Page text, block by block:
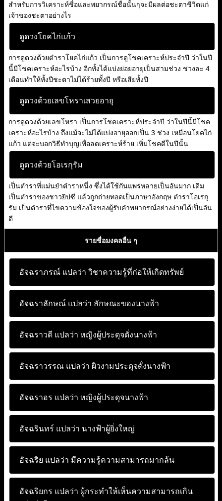
สำหรับการวิเคราะห์ชื่อและพยากรณ์ชื่อนั้นๆจะมีผลต่อชะตาชีวิตแก่
เจ้าของชะตาอย่างไร
ดูดวงโยคไก่แก้ว
การดูดวงด้วยตำราโยคไก่แก้ว เป็นการดูโชคเคราะห์ประจำปี ว่าในปี
นี้มีโชคเคราะห์อะไรบ้าง อีกทั้งได้แบ่งย่อยอายุเป็นสามช่วง ช่วงละ 4
เดือนทำให้ทั้งปีชะตาไม่ได้ร้ายทั้งปี หรือเสียทั้งปี
ดูดวงด้วยเลขโหราเสวยอายุ
การดูดวงด้วยเลขโหรา เป็นการโชคเคราะห์ประจำปี ว่าในปีนี้มีโชค
เคราะห์อะไรบ้าง ถึงแม้จะไม่ได้แบ่งอายุออกเป็น 3 ช่วง เหมือนโยคไก่
แก้ว แต่จะบอกวิธีทำบุญเพื่อลดเคราะห์ร้าย เพิ่มโชคดีในปีนั้น
ดูดวงด้วยโอเรกุรัม
เป็นตำราที่แม่นยำตำราหนึ่ง ซึ่งได้ใช้กันแพร่หลายเป็นอันมาก เดิม
เป็นตำราของชาวยิปซี แล้วถูกถ่ายทอดเป็นภาษาอังกฤษ ตำราโอเรกุ
รัม เป็นตำราที่ไขความข้องใจของผู้รับคำพยากรณ์อย่างง่ายได้เป็นอัน
ดี
รายชื่อมงคลอื่น ๆ
อัจฉราภรณ์ แปลว่า วิชาความรู้ที่ก่อให้เกิดทรัพย์
อัจฉราลักษณ์ แปลว่า ลักษณะของนางฟ้า
อัจฉราวดี แปลว่า หญิงผู้ประดุจดั่งนางฟ้า
อัจฉราวรรณ แปลว่า ผิวงามประดุจดั่งนางฟ้า
อัจฉราอร แปลว่า หญิงผู้ประดุจนางฟ้า
อัจฉรินทร์ แปลว่า นางฟ้าผู้ยิ่งใหญ่
อัจฉริย แปลว่า มีความรู้ความสามารถมากล้น
อัจฉริยกร แปลว่า ผู้กระทำให้เห็นความสามารถเกิน